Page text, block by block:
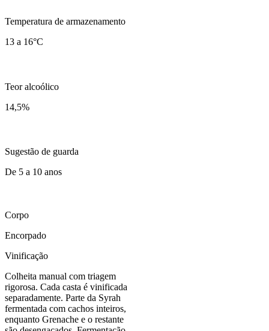
Temperatura de armazenamento
13 a 16°C
Teor alcoólico
14,5%
Sugestão de guarda
De 5 a 10 anos
Corpo
Encorpado
Vinificação
Colheita manual com triagem
rigorosa. Cada casta é vinificada
separadamente. Parte da Syrah
fermentada com cachos inteiros,
enquanto Grenache e o restante